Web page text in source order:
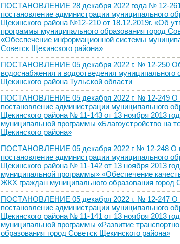
ПОСТАНОВЛЕНИЕ 28 декабря 2022 года № 12-261
постановление администрации муниципального
Щекинского района №12-210 от 18.12.2019г. «Об
программы муниципального образования город
«Обеспечение информационной системы
Советск Щекинского района»
ПОСТАНОВЛЕНИЕ 05 декабря 2022 г. № 12-250
водоснабжения и водоотведения муниципального
Щекинского района Тульской области
ПОСТАНОВЛЕНИЕ 05 декабря 2022 г. № 12-249 О
постановление администрации муниципального
Щекинского района № 11-143 от 13 ноября 2013
муниципальной программы «Благоустройство на
Щекинского района»
ПОСТАНОВЛЕНИЕ 05 декабря 2022 г № 12-248 О
постановление администрации муниципального
Щекинского района № 11-142 от 13 ноября 2013
муниципальной программы» «Обеспечение
ЖКХ граждан муниципального образования город
ПОСТАНОВЛЕНИЕ 05 декабря 2022 г. № 12-247 О
постановление администрации муниципального
Щекинского района № 11-141 от 13 ноября 2013
муниципальной программы «Развитие
образования город Советск Щекинского района»